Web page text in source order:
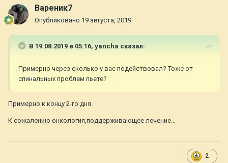
Вареник7
Опубликовано 19 августа, 2019
В 19.08.2019 в 05:16, yancha сказал:
Примерно через сколько у вас подействовал? Тоже от
спинальных проблем пьете?
Примерно к концу 2-го дня.
К сожалению онкология,поддерживающее лечение...
2